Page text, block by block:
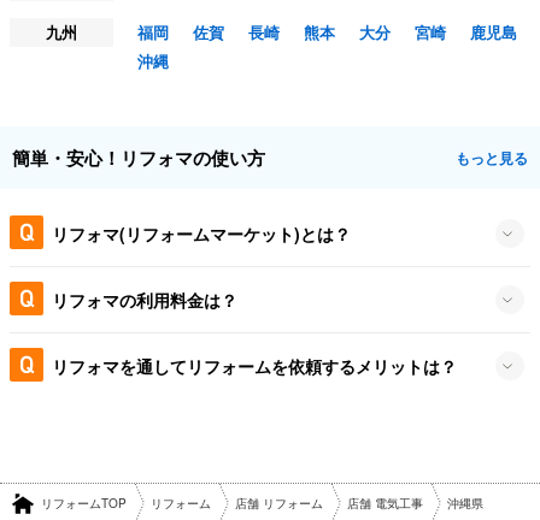
九州
福岡 佐賀 長崎 熊本 大分 宮崎
鹿児島
沖縄
簡単・安心！リフォマの使い方 もっと見る
リフォマ(リフォームマーケット)とは？
リフォマの利用料金は？
リフォマを通してリフォームを依頼するメリットは？
リフォームTOP リフォーム 店舗 リフォーム 店舗 電気工事 沖縄県